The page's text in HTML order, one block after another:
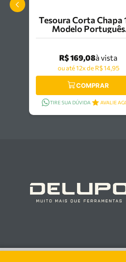
Tesoura Corta Chapa
Modelo Português
Tramontina Pro -
R$ 169,08à vista
ou até 12x de R$ 14,95
COMPRAR
TIRE SUA DÚVIDA AVALIE